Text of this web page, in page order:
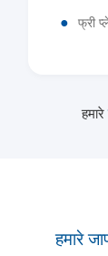
● फ्री
हमारे
हमारे